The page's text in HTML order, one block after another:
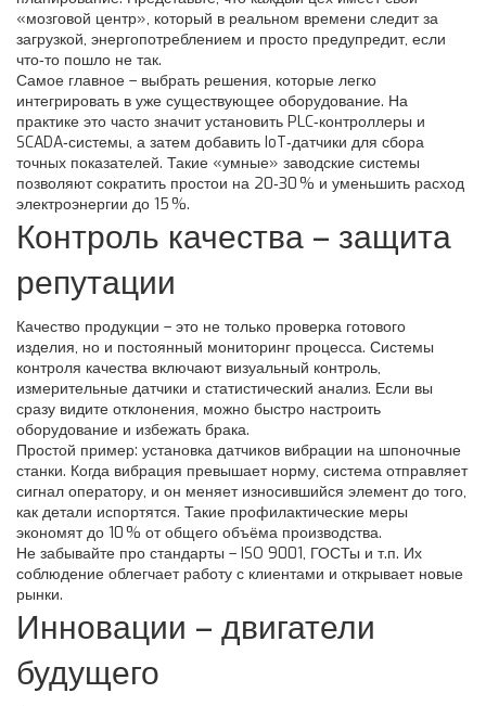
«мозговой центр», который в реальном времени следит за
загрузкой, энергопотреблением и просто предупредит, если
что‑то пошло не так.
Самое главное – выбрать решения, которые легко
интегрировать в уже существующее оборудование. На
практике это часто значит установить PLC‑контроллеры и
SCADA‑системы, а затем добавить IoT‑датчики для сбора
точных показателей. Такие «умные» заводские системы
позволяют сократить простои на 20‑30 % и уменьшить расход
электроэнергии до 15 %.
Контроль качества – защита
репутации
Качество продукции – это не только проверка готового
изделия, но и постоянный мониторинг процесса. Системы
контроля качества включают визуальный контроль,
измерительные датчики и статистический анализ. Если вы
сразу видите отклонения, можно быстро настроить
оборудование и избежать брака.
Простой пример: установка датчиков вибрации на шпоночные
станки. Когда вибрация превышает норму, система отправляет
сигнал оператору, и он меняет износившийся элемент до того,
как детали испортятся. Такие профилактические меры
экономят до 10 % от общего объёма производства.
Не забывайте про стандарты – ISO 9001, ГОСТы и т.п. Их
соблюдение облегчает работу с клиентами и открывает новые
рынки.
Инновации – двигатели
будущего